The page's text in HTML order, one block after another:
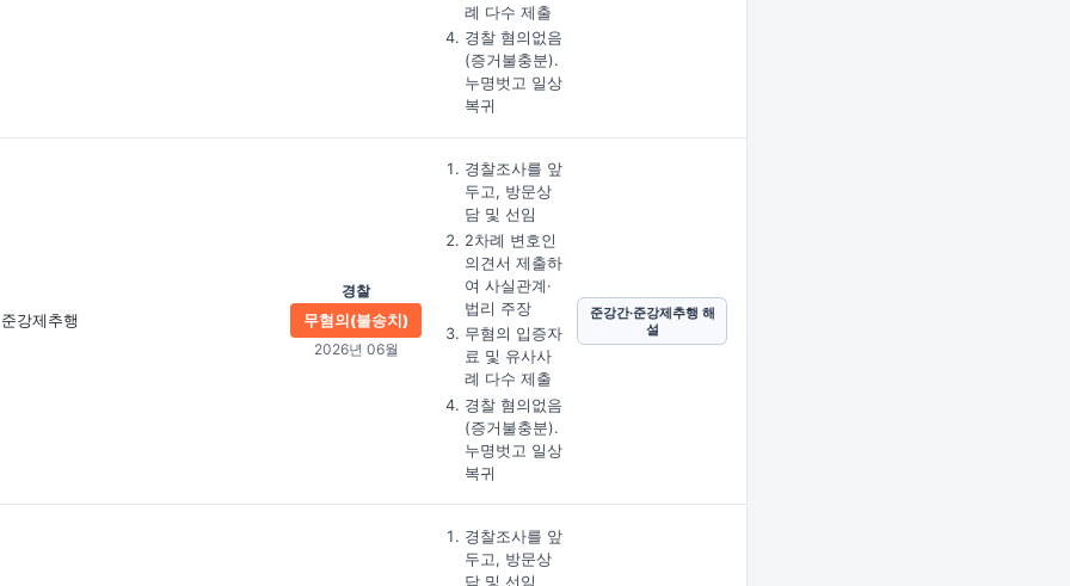
례 다수 제출
경찰 혐의없음
(증거불충분).
누명벗고 일상
복귀
준강제추행
경찰
무혐의(불송치)
2026년 06월
경찰조사를 앞
두고, 방문상
담 및 선임
2차례 변호인
의견서 제출하
여 사실관계·
법리 주장
무혐의 입증자
료 및 유사사
례 다수 제출
경찰 혐의없음
(증거불충분).
누명벗고 일상
복귀
준강간·준강제추행 해
설
경찰조사를 앞
두고, 방문상
담 및 선임